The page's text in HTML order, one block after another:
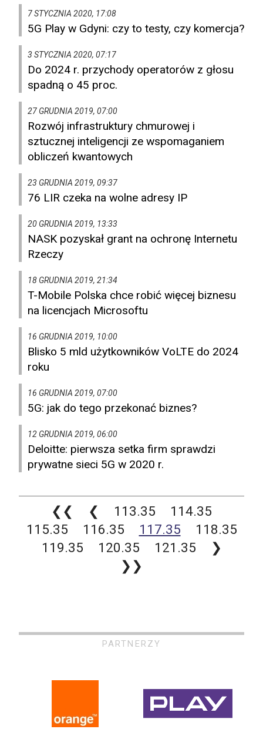
7 STYCZNIA 2020, 17:08
5G Play w Gdyni: czy to testy, czy komercja?
3 STYCZNIA 2020, 07:17
Do 2024 r. przychody operatorów z głosu
spadną o 45 proc.
27 GRUDNIA 2019, 07:00
Rozwój infrastruktury chmurowej i
sztucznej inteligencji ze wspomaganiem
obliczeń kwantowych
23 GRUDNIA 2019, 09:37
76 LIR czeka na wolne adresy IP
20 GRUDNIA 2019, 13:33
NASK pozyskał grant na ochronę Internetu
Rzeczy
18 GRUDNIA 2019, 21:34
T-Mobile Polska chce robić więcej biznesu
na licencjach Microsoftu
16 GRUDNIA 2019, 10:00
Blisko 5 mld użytkowników VoLTE do 2024
roku
16 GRUDNIA 2019, 07:00
5G: jak do tego przekonać biznes?
12 GRUDNIA 2019, 06:00
Deloitte: pierwsza setka firm sprawdzi
prywatne sieci 5G w 2020 r.
❮❮ ❮ 113.35
114.35
115.35
116.35 117.35
118.35
119.35
120.35 121.35
❯
❯❯
PARTNERZY